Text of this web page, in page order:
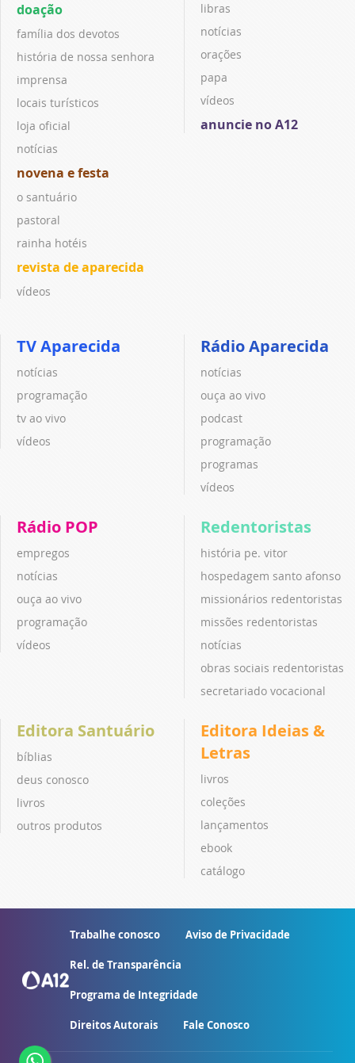
doação
família dos devotos
história de nossa senhora
imprensa
locais turísticos
loja oficial
notícias
novena e festa
o santuário
pastoral
rainha hotéis
revista de aparecida
vídeos
libras
notícias
orações
papa
vídeos
anuncie no A12
TV Aparecida
notícias
programação
tv ao vivo
vídeos
Rádio Aparecida
notícias
ouça ao vivo
podcast
programação
programas
vídeos
Rádio POP
empregos
notícias
ouça ao vivo
programação
vídeos
Redentoristas
história pe. vitor
hospedagem santo afonso
missionários redentoristas
missões redentoristas
notícias
obras sociais redentoristas
secretariado vocacional
Editora Santuário
bíblias
deus conosco
livros
outros produtos
Editora Ideias &
Letras
livros
coleções
lançamentos
ebook
catálogo
Trabalhe conosco Aviso de Privacidade
Rel. de Transparência
Programa de Integridade
Direitos Autorais Fale Conosco